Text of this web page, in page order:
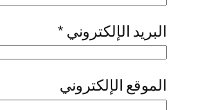
البريد الإلكتروني *
الموقع الإلكتروني